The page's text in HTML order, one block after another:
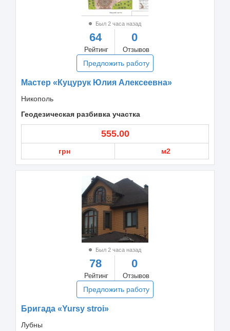
Был 2 часа назад
64
Рейтинг
0
Отзывов
Предложить работу
Мастер «Куцурук Юлия Алексеевна»
Никополь
Геодезическая разбивка участка
555.00
грн м2
Был 2 часа назад
78
Рейтинг
0
Отзывов
Предложить работу
Бригада «Yursy stroi»
Лубны